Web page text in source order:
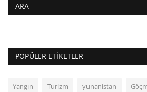
ARA
POPÜLER ETIKETLER
Yangın Turizm yunanistan